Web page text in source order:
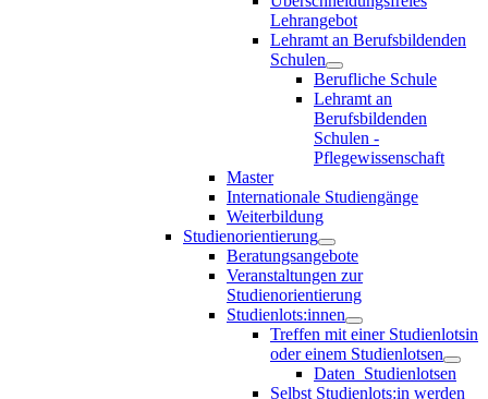
Lehrangebot
Lehramt an Berufsbildenden
Schulen
Berufliche Schule
Lehramt an
Berufsbildenden
Schulen -
Pflegewissenschaft
Master
Internationale Studiengänge
Weiterbildung
Studienorientierung
Beratungsangebote
Veranstaltungen zur
Studienorientierung
Studienlots:innen
Treffen mit einer Studienlotsin
oder einem Studienlotsen
Daten_Studienlotsen
Selbst Studienlots:in werden